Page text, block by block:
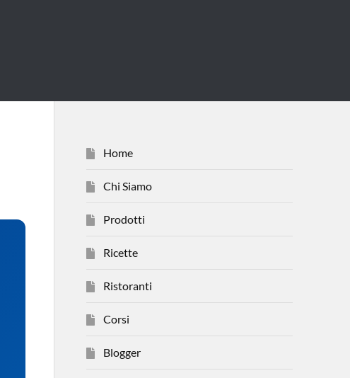
Home
Chi Siamo
Prodotti
Ricette
Ristoranti
Corsi
Blogger